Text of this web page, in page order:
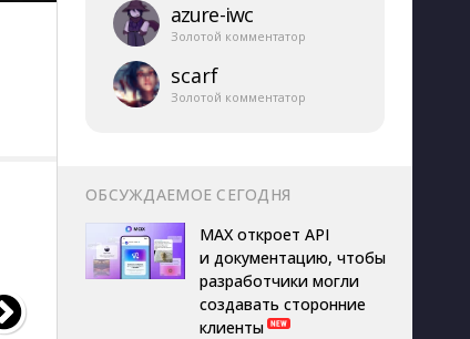
azure-​iwc
Золотой комментатор
scarf
Золотой комментатор
ОБСУЖДАЕМОЕ СЕГОДНЯ
MAX откроет API
и документацию, чтобы
разработчики могли
создавать сторонние
клиенты